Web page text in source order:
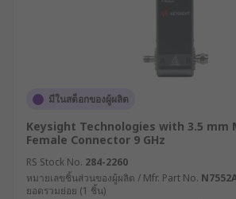
มีในสต็อกของผู้ผลิต
Keysight Technologies with 3.5 mm
Female Connector 9 GHz
RS Stock No. 284-2260
หมายเลขชิ้นส่วนของผู้ผลิต / Mfr. Part No.
ยอดรวมย่อย (1 ชิ้น)